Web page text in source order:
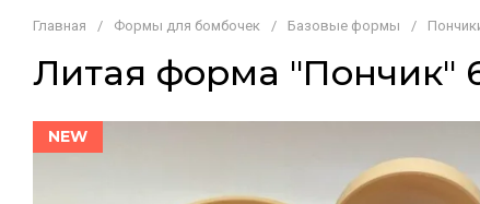
Главная / Формы для бомбочек / Базовые формы /
Литая форма "Пончик"
NEW